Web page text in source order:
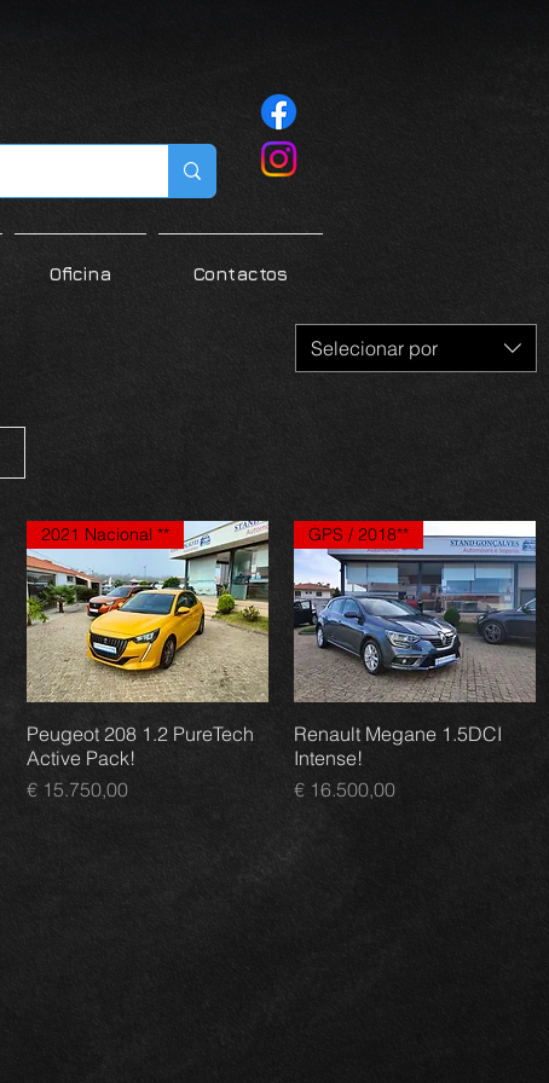
Oficina Contactos
Selecionar por
2021 Nacional **
Peugeot 208 1.2 PureTech
Active Pack!
Preço
€ 15.750,00
GPS / 2018**
Renault Megane 1.5DCI
Intense!
Preço
€ 16.500,00